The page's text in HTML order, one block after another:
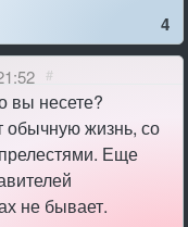
4
#
вы несете?
жизнь, со
Еще
не бывает.